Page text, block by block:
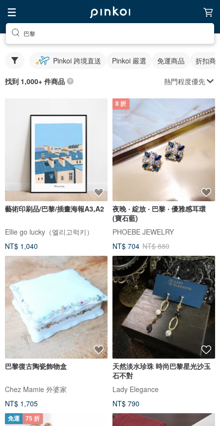
巴黎
Pinkoi 跨境直送 Pinkoi 嚴選 免運商品 折扣商
找到 1,000+ 件商品 熱門程度優先
藝術印刷品/巴黎/插畫海報A3,A2
Ellie go lucky（엘리고럭키）
NT$ 1,040
8 折
夜晚 ‧ 綻放 ‧ 巴黎 ‧ 優雅感耳環
(寶石藍)
PHOEBE JEWELRY
NT$ 704 NT$ 880
巴黎復古陶瓷飾物盒
Chez Mamie 外婆家
NT$ 1,705
天然淡水珍珠 時尚巴黎星光沙玉
石不對
Lady Elegance
NT$ 790
免運 75 折